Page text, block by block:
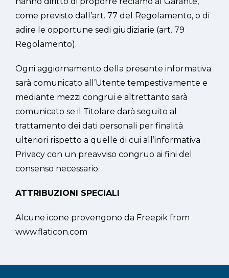
come previsto dall’art. 77 del Regolamento, o di
adire le opportune sedi giudiziarie (art. 79
Regolamento).
Ogni aggiornamento della presente informativa
sarà comunicato all’Utente tempestivamente e
mediante mezzi congrui e altrettanto sarà
comunicato se il Titolare darà seguito al
trattamento dei dati personali per finalità
ulteriori rispetto a quelle di cui all’informativa
Privacy con un preavviso congruo ai fini del
consenso necessario.
ATTRIBUZIONI SPECIALI
Alcune icone provengono da Freepik from
www.flaticon.com